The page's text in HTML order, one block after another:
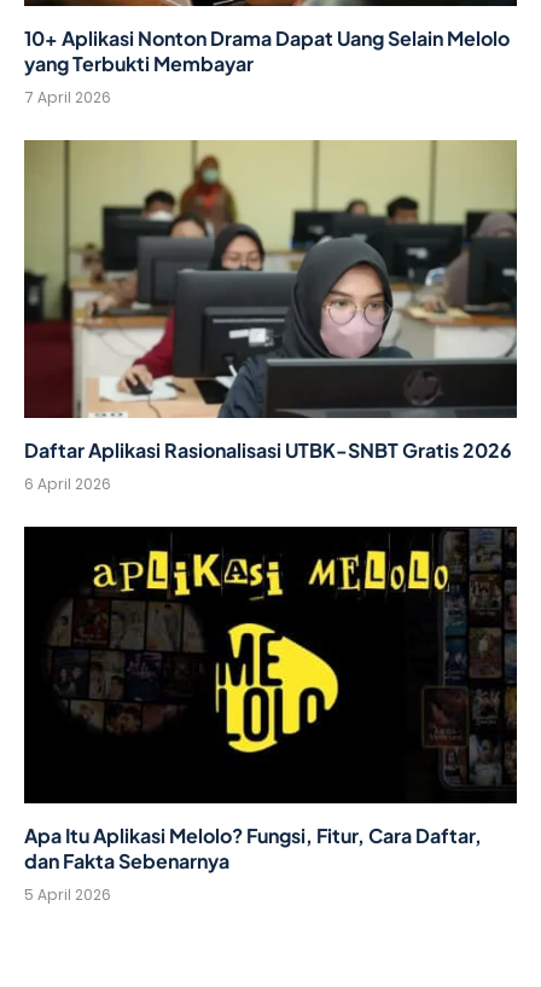
10+ Aplikasi Nonton Drama Dapat Uang Selain Melolo
yang Terbukti Membayar
7 April 2026
Daftar Aplikasi Rasionalisasi UTBK-SNBT Gratis 2026
6 April 2026
Apa Itu Aplikasi Melolo? Fungsi, Fitur, Cara Daftar,
dan Fakta Sebenarnya
5 April 2026